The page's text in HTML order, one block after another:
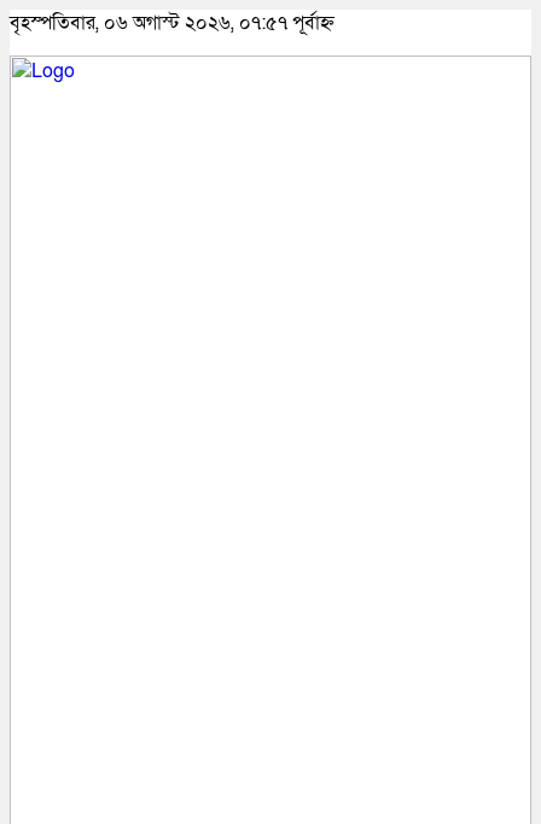
বৃহস্পতিবার, ০৬ অগাস্ট ২০২৬, ০৭:৫৭ পূর্বাহ্ন